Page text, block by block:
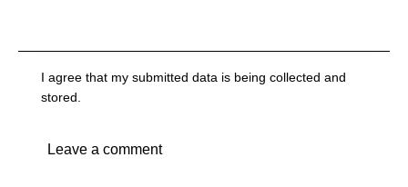
I agree that my submitted data is being collected and
stored.